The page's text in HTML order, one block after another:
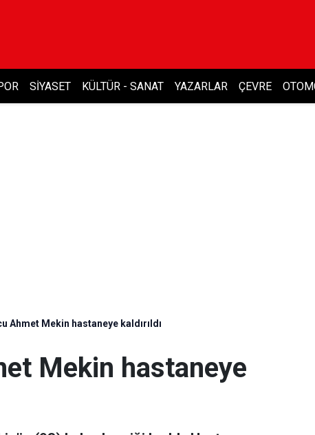
SIYASET KÜLTÜR - SANAT YAZARLAR ÇEVRE
Ahmet Mekin hastaneye kaldırıldı
Mekin hastaneye